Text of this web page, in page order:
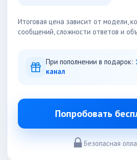
Итоговая цена зависит от модели,
сообщений, сложности ответов и
При пополнении в подарок:
канал
Попробовать
Безопасная